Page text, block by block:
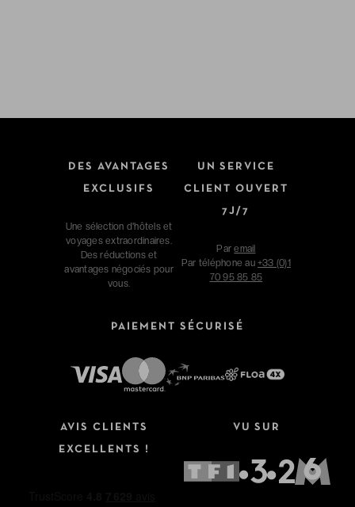
DES AVANTAGES
EXCLUSIFS
Une sélection d'hôtels et
voyages extraordinaires.
Des réductions et
avantages négociés pour
vous.
UN SERVICE
CLIENT OUVERT
7J/7
Paremail
Par téléphone au +33 (0)1
70 95 85 85
PAIEMENT SÉCURISÉ
AVIS CLIENTS
EXCELLENTS !
VU SUR